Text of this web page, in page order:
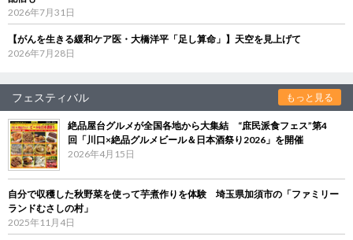
2026年7月31日
【がんを生きる緩和ケア医・大橋洋平「足し算命」】天空を見上げて
2026年7月28日
フェスティバル もっと見る
絶品屋台グルメが全国各地から大集結 “庶民派食フェス”第4
回「川口×絶品グルメビール＆日本酒祭り2026」を開催
2026年4月15日
自分で収穫した秋野菜を使って芋煮作りを体験 埼玉県加須市の「ファミリー
ランドむさしの村」
2025年11月4日